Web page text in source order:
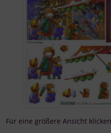
Für eine größere Ansicht